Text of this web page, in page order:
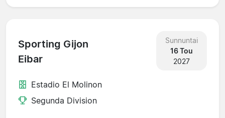
Sporting Gijon
Eibar
Sunnuntai
16 Tou
2027
Estadio El Molinon
Segunda Division